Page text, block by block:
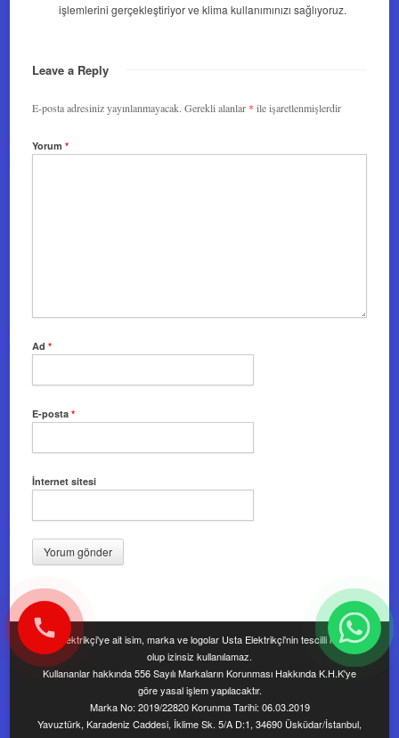
işlemlerini gerçekleştiriyor ve klima kullanımınızı sağlıyoruz.
Leave a Reply
E-posta adresiniz yayınlanmayacak. Gerekli alanlar * ile işaretlenmişlerdir
Yorum*
Ad*
E-posta*
İnternet sitesi
Usta Elektrikçi'ye ait isim, marka ve logolar Usta Elektrikçi'nin tescilli markası
olup izinsiz kullanılamaz.
Kullananlar hakkında 556 Sayılı Markaların Korunması Hakkında K.H.K'ye
göre yasal işlem yapılacaktır.
Marka No: 2019/22820 Korunma Tarihi: 06.03.2019
Yavuztürk, Karadeniz Caddesi, İklime Sk. 5/A D:1, 34690 Üsküdar/İstanbul,